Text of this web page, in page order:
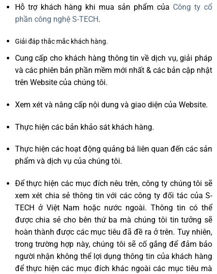
Hỗ trợ khách hàng khi mua sản phẩm của Công ty cổ
phần công nghệ S-TECH.
Giải đáp thắc mắc khách hàng.
Cung cấp cho khách hàng thông tin về dịch vụ, giải pháp
và các phiên bản phần mềm mới nhất & các bản cập nhật
trên Website của chúng tôi.
Xem xét và nâng cấp nội dung và giao diện của Website.
Thực hiện các bản khảo sát khách hàng.
Thực hiện các hoạt động quảng bá liên quan đến các sản
phẩm và dịch vụ của chúng tôi.
Để thực hiện các mục đích nêu trên, công ty chúng tôi sẽ
xem xét chia sẻ thông tin với các công ty đối tác của S-
TECH ở Việt Nam hoặc nước ngoài. Thông tin có thể
được chia sẻ cho bên thứ ba mà chúng tôi tin tưởng sẽ
hoàn thành được các mục tiêu đã đề ra ở trên. Tuy nhiên,
trong trường hợp này, chúng tôi sẽ cố gắng để đảm bảo
người nhận không thể lợi dụng thông tin của khách hàng
để thực hiện các mục đích khác ngoài các mục tiêu mà